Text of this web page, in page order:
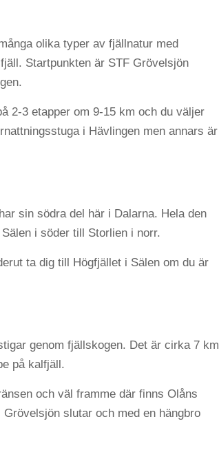
olika typer av fjällnatur med
Startpunkten är STF Grövelsjön
2-3 etapper om 9-15 km och du väljer
i Hävlingen men annars är
sin södra del här i Dalarna. Hela den
i söder till Storlien i norr.
ta dig till Högfjället i Sälen om du är
genom fjällskogen. Det är cirka 7 km
på kalfjäll.
och väl framme där finns Olåns
slutar och med en hängbro